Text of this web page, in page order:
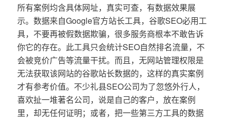
所有案例均含具体网址，真实可查，有数据效果展
示。数据来自Google官方站长工具，谷歌SEO必用工
具，不要再被假数据欺骗，很多服务商根本不敢告诉
你它的存在。此工具只会统计SEO自然排名流量，不
会被竞价广告等流量干扰。而且，无网站管理权限是
无法获取该网站的谷歌站长数据的，这样的真实案例
才有参考价值。不少礼县SEO公司为了忽悠外行人，
喜欢扯一堆著名公司，说是自己的客户，放在案例
里，却无任何证明；或者，把一些第三方工具的数据